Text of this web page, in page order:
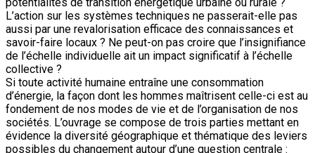
L’action sur les systèmes techniques ne passerait-elle pas
aussi par une revalorisation efficace des connaissances et
savoir-faire locaux ? Ne peut-on pas croire que l’insignifiance
de l’échelle individuelle ait un impact significatif à l’échelle
collective ?
Si toute activité humaine entraîne une consommation
d’énergie, la façon dont les hommes maîtrisent celle-ci est au
fondement de nos modes de vie et de l’organisation de nos
sociétés. L’ouvrage se compose de trois parties mettant en
évidence la diversité géographique et thématique des leviers
possibles du changement autour d’une question centrale :